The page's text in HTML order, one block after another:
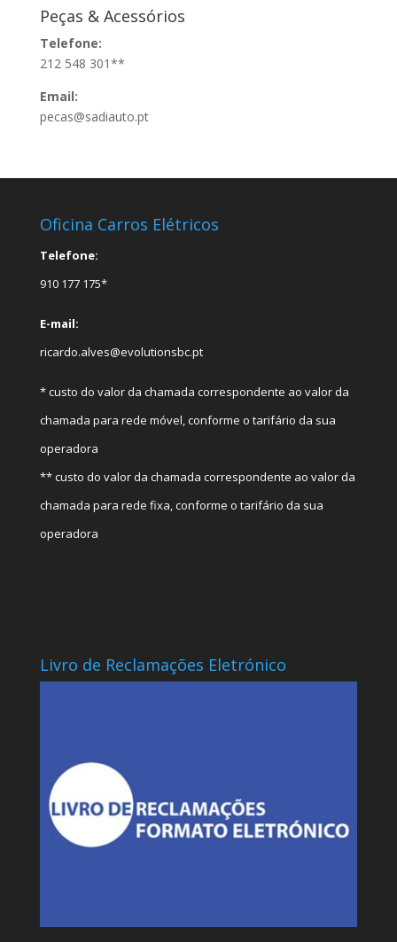
Peças & Acessórios
Telefone:
212 548 301**
Email:
pecas@sadiauto.pt
Oficina Carros Elétricos
Telefone:
910 177 175*
E-mail:
ricardo.alves@evolutionsbc.pt
* custo do valor da chamada correspondente ao valor da
chamada para rede móvel, conforme o tarifário da sua
operadora
** custo do valor da chamada correspondente ao valor da
chamada para rede fixa, conforme o tarifário da sua
operadora
Livro de Reclamações Eletrónico